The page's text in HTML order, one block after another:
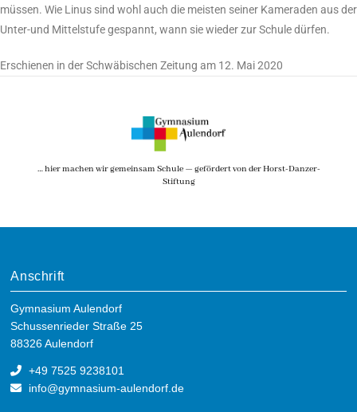
müssen. Wie Linus sind wohl auch die meisten seiner Kameraden aus der
Unter-und Mittelstufe gespannt, wann sie wieder zur Schule dürfen.
Erschienen in der Schwäbischen Zeitung am 12. Mai 2020
… hier machen wir gemeinsam Schule — gefördert von der Horst-Danzer-
Stiftung
Anschrift
Gymnasium Aulendorf
Schussenrieder Straße 25
88326 Aulendorf
+49 7525 9238101
info@gymnasium-aulendorf.de